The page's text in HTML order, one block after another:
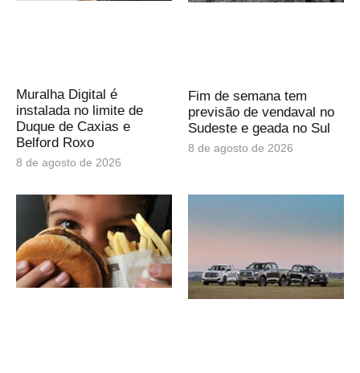
Muralha Digital é
instalada no limite de
Duque de Caxias e
Belford Roxo
8 de agosto de 2026
Fim de semana tem
previsão de vendaval no
Sudeste e geada no Sul
8 de agosto de 2026